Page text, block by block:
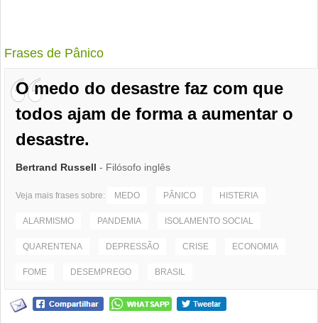
Frases de Pânico
O medo do desastre faz com que
todos ajam de forma a aumentar o
desastre.
Bertrand Russell - Filósofo inglês
Veja mais frases sobre: MEDO PÂNICO HISTERIA
ALARMISMO PANDEMIA ISOLAMENTO SOCIAL
QUARENTENA DEPRESSÃO CRISE ECONOMIA
FOME DESEMPREGO BRASIL